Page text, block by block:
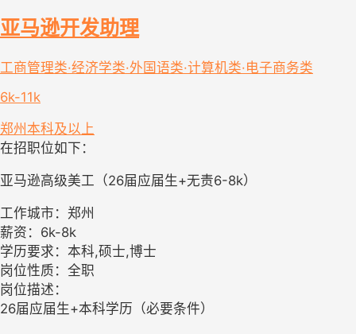
亚马逊开发助理
工商管理类·经济学类·外国语类·计算机类·电子商务类
6k-11k
郑州 本科及以上
在招职位如下：
亚马逊高级美工（26届应届生+无责6-8k）
工作城市：郑州
薪资：6k-8k
学历要求：本科,硕士,博士
岗位性质：全职
岗位描述：
26届应届生+本科学历（必要条件）